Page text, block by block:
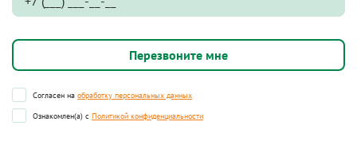
Согласен на обработку персональных данных
Ознакомлен(а) с Политикой конфиденциальности